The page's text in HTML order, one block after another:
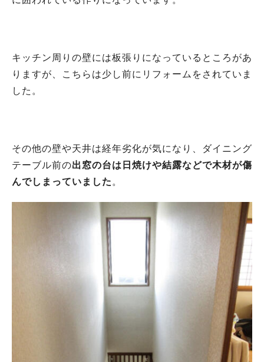
キッチン周りの壁には板張りになっているところがあ
りますが、こちらは少し前にリフォームをされていま
した。
その他の壁や天井は経年劣化が気になり、ダイニング
テーブル前の出窓の台は日焼けや結露などで木材が傷
んでしまっていました 。